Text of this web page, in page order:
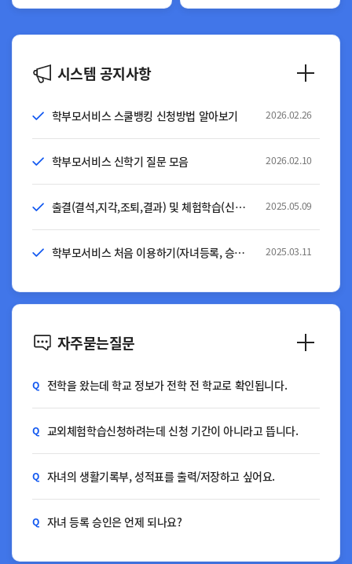
시스템 공지사항 더보기
학부모서비스 스쿨뱅킹 신청방법 알아보기 2026.02.26
학부모서비스 신학기 질문 모음 2026.02.10
출결(결석,지각,조퇴,결과) 및 체험학습(신청,보고) 신청방법 알아보기 2025.05.09
학부모서비스 처음 이용하기(자녀등록, 승인 절차 안내) 2025.03.11
자주묻는질문 더보기
Q 전학을 왔는데 학교 정보가 전학 전 학교로 확인됩니다.
Q 교외체험학습신청하려는데 신청 기간이 아니라고 뜹니다.
Q 자녀의 생활기록부, 성적표를 출력/저장하고 싶어요.
Q 자녀 등록 승인은 언제 되나요?